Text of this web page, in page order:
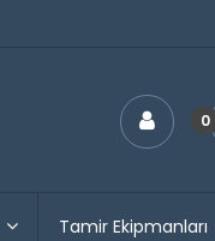
0
Tamir Ekipmanları